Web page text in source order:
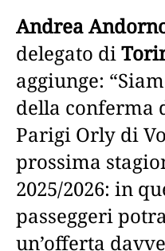
Andrea
delegato di
aggiunge:
della conferma
Parigi Orly di
prossima
2025/2026: in
passeggeri
un’offerta